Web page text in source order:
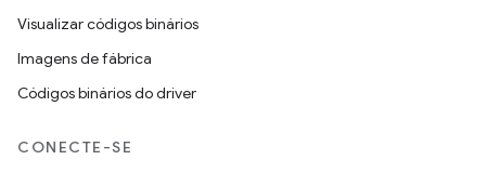
Visualizar códigos binários
Imagens de fábrica
Códigos binários do driver
CONECTE-SE